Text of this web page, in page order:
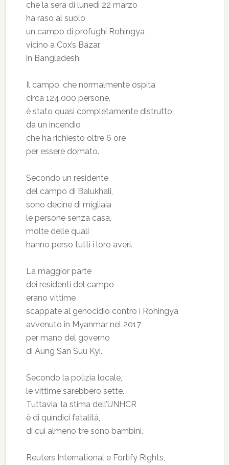
che la sera di lunedì 22 marzo
ha raso al suolo
un campo di profughi Rohingya
vicino a Cox’s Bazar,
in Bangladesh.
Il campo, che normalmente ospita
circa 124.000 persone,
è stato quasi completamente distrutto
da un incendio
che ha richiesto oltre 6 ore
per essere domato.
Secondo un residente
del campo di Balukhali,
sono decine di migliaia
le persone senza casa,
molte delle quali
hanno perso tutti i loro averi.
La maggior parte
dei residenti del campo
erano vittime
scappate al genocidio contro i Rohingya
avvenuto in Myanmar nel 2017
per mano del governo
di Aung San Suu Kyi.
Secondo la polizia locale,
le vittime sarebbero sette.
Tuttavia, la stima dell’UNHCR
è di quindici fatalità,
di cui almeno tre sono bambini.
Reuters International e Fortify Rights,